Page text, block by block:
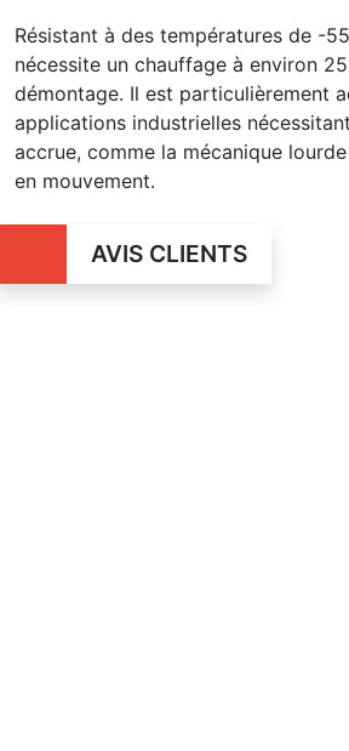
Résistant à des températures de -
nécessite un chauffage à environ
démontage. Il est particulièrement
applications industrielles
accrue, comme la mécanique
en mouvement.
AVIS CLIENTS